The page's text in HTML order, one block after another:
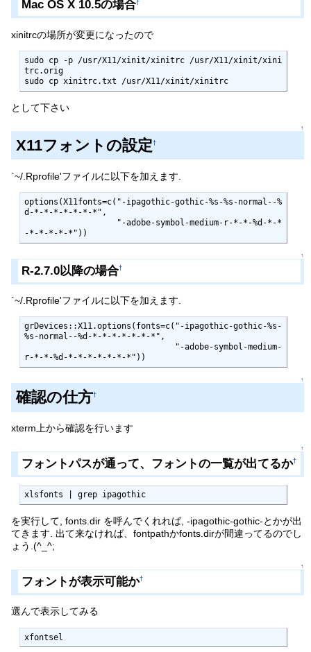
Mac OS X 10.5の場合†
xinitrcの場所が変更になったので
sudo cp -p /usr/X11/xinit/xinitrc /usr/X11/xinit/xini
trc.orig
sudo cp xinitrc.txt /usr/X11/xinit/xinitrc
として下さい
↑
X11フォントの設定†
`~/.Rprofile'ファイルに以下を加えます.
options(X11fonts=c("-ipagothic-gothic-%s-%s-normal--%
d-*-*-*-*-*-*-*",
-*-*-*-*-*"))
↑
R-2.7.0以降の場合†
`~/.Rprofile'ファイルに以下を加えます.
grDevices::X11.options(fonts=c("-ipagothic-gothic-%s-
%s-normal--%d-*-*-*-*-*-*-*",
r-*-*-%d-*-*-*-*-*-*-*"))
↑
確認の仕方†
xterm上から確認を行います
↑
フォントパスが通って、フォントの一覧が出てるか†
xlsfonts | grep ipagothic
を実行して, fonts.dir を呼んでくれれば, -ipagothic-gothic-とかが出
てきます. 出て来なければ、fontpathかfonts.dirが間違ってるのでし
ょう.(^_^;
↑
フォントが表示可能か†
選んで表示してみる
xfontsel